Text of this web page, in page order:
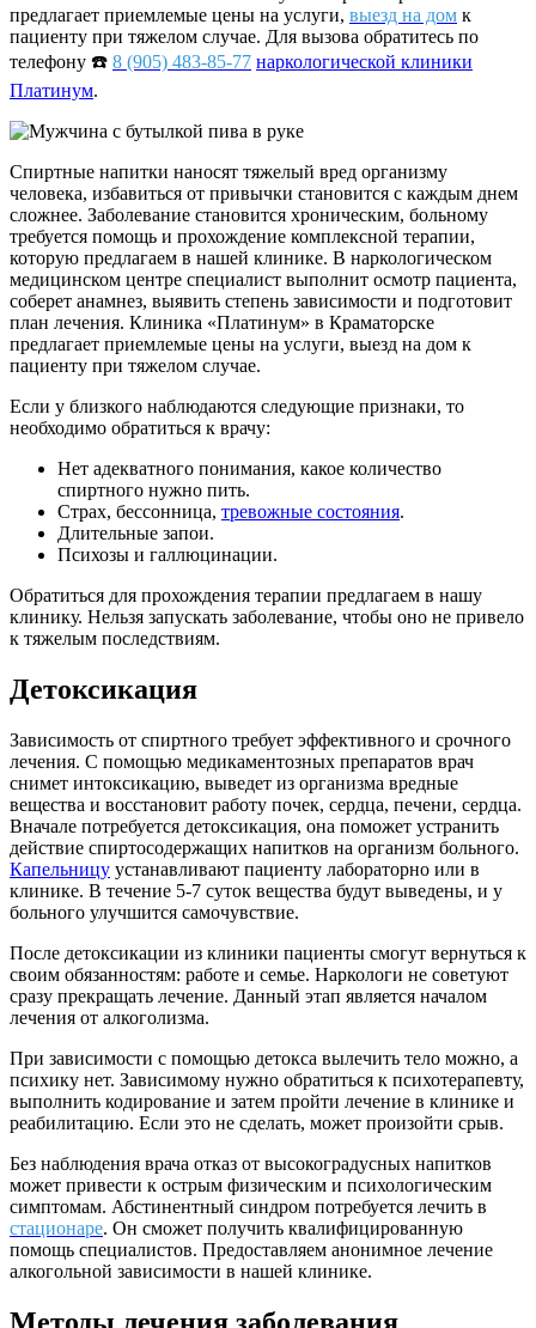
предлагает приемлемые цены на услуги, выезд на дом к
пациенту при тяжелом случае. Для вызова обратитесь по
телефону ☎️ 8 (905) 483-85-77 наркологической клиники
Платинум.
Спиртные напитки наносят тяжелый вред организму
человека, избавиться от привычки становится с каждым днем
сложнее. Заболевание становится хроническим, больному
требуется помощь и прохождение комплексной терапии,
которую предлагаем в нашей клинике. В наркологическом
медицинском центре специалист выполнит осмотр пациента,
соберет анамнез, выявить степень зависимости и подготовит
план лечения. Клиника «Платинум» в Краматорске
предлагает приемлемые цены на услуги, выезд на дом к
пациенту при тяжелом случае.
Если у близкого наблюдаются следующие признаки, то
необходимо обратиться к врачу:
Нет адекватного понимания, какое количество
спиртного нужно пить.
Страх, бессонница, тревожные состояния.
Длительные запои.
Психозы и галлюцинации.
Обратиться для прохождения терапии предлагаем в нашу
клинику. Нельзя запускать заболевание, чтобы оно не привело
к тяжелым последствиям.
Детоксикация
Зависимость от спиртного требует эффективного и срочного
лечения. С помощью медикаментозных препаратов врач
снимет интоксикацию, выведет из организма вредные
вещества и восстановит работу почек, сердца, печени, сердца.
Вначале потребуется детоксикация, она поможет устранить
действие спиртосодержащих напитков на организм больного.
Капельницу устанавливают пациенту лабораторно или в
клинике. В течение 5-7 суток вещества будут выведены, и у
больного улучшится самочувствие.
После детоксикации из клиники пациенты смогут вернуться к
своим обязанностям: работе и семье. Наркологи не советуют
сразу прекращать лечение. Данный этап является началом
лечения от алкоголизма.
При зависимости с помощью детокса вылечить тело можно, а
психику нет. Зависимому нужно обратиться к психотерапевту,
выполнить кодирование и затем пройти лечение в клинике и
реабилитацию. Если это не сделать, может произойти срыв.
Без наблюдения врача отказ от высокоградусных напитков
может привести к острым физическим и психологическим
симптомам. Абстинентный синдром потребуется лечить в
стационаре. Он сможет получить квалифицированную
помощь специалистов. Предоставляем анонимное лечение
алкогольной зависимости в нашей клинике.
Методы лечения заболевания